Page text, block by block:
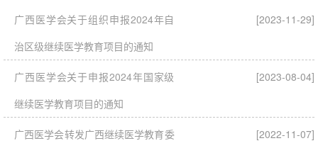
广西医学会关于组织申报2024年自
治区级继续医学教育项目的通知
[2023-11-29]
广西医学会关于申报2024年国家级
继续医学教育项目的通知
[2023-08-04]
广西医学会转发广西继续医学教育委
[2022-11-07]